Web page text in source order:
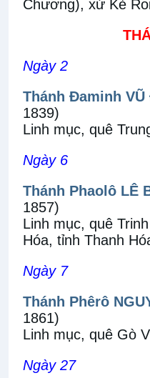
Chương), xứ Kẻ
Ngày 2
Thánh Đaminh VŨ
1839)
Linh mục, quê
Ngày 6
Thánh Phaolô LÊ
1857)
Linh mục, quê
Hóa, tỉnh Thanh
Ngày 7
Thánh Phêrô
1861)
Linh mục, quê Gò
Ngày 27